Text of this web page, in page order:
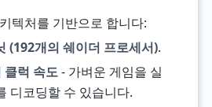
텍처를 기반으로 합니다:
(192개의 쉐이더 프로세서).
클럭 속도- 가벼운 게임을 실
디코딩할 수 있습니다.